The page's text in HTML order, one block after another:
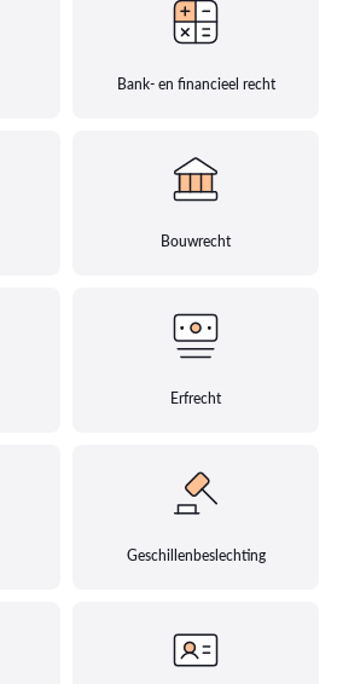
Bank- en financieel recht
Bouwrecht
Erfrecht
Geschillenbeslechting